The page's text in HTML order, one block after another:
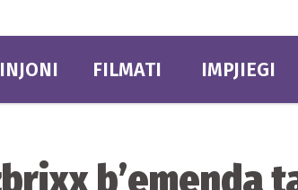
FILMATI IMPJIEGI